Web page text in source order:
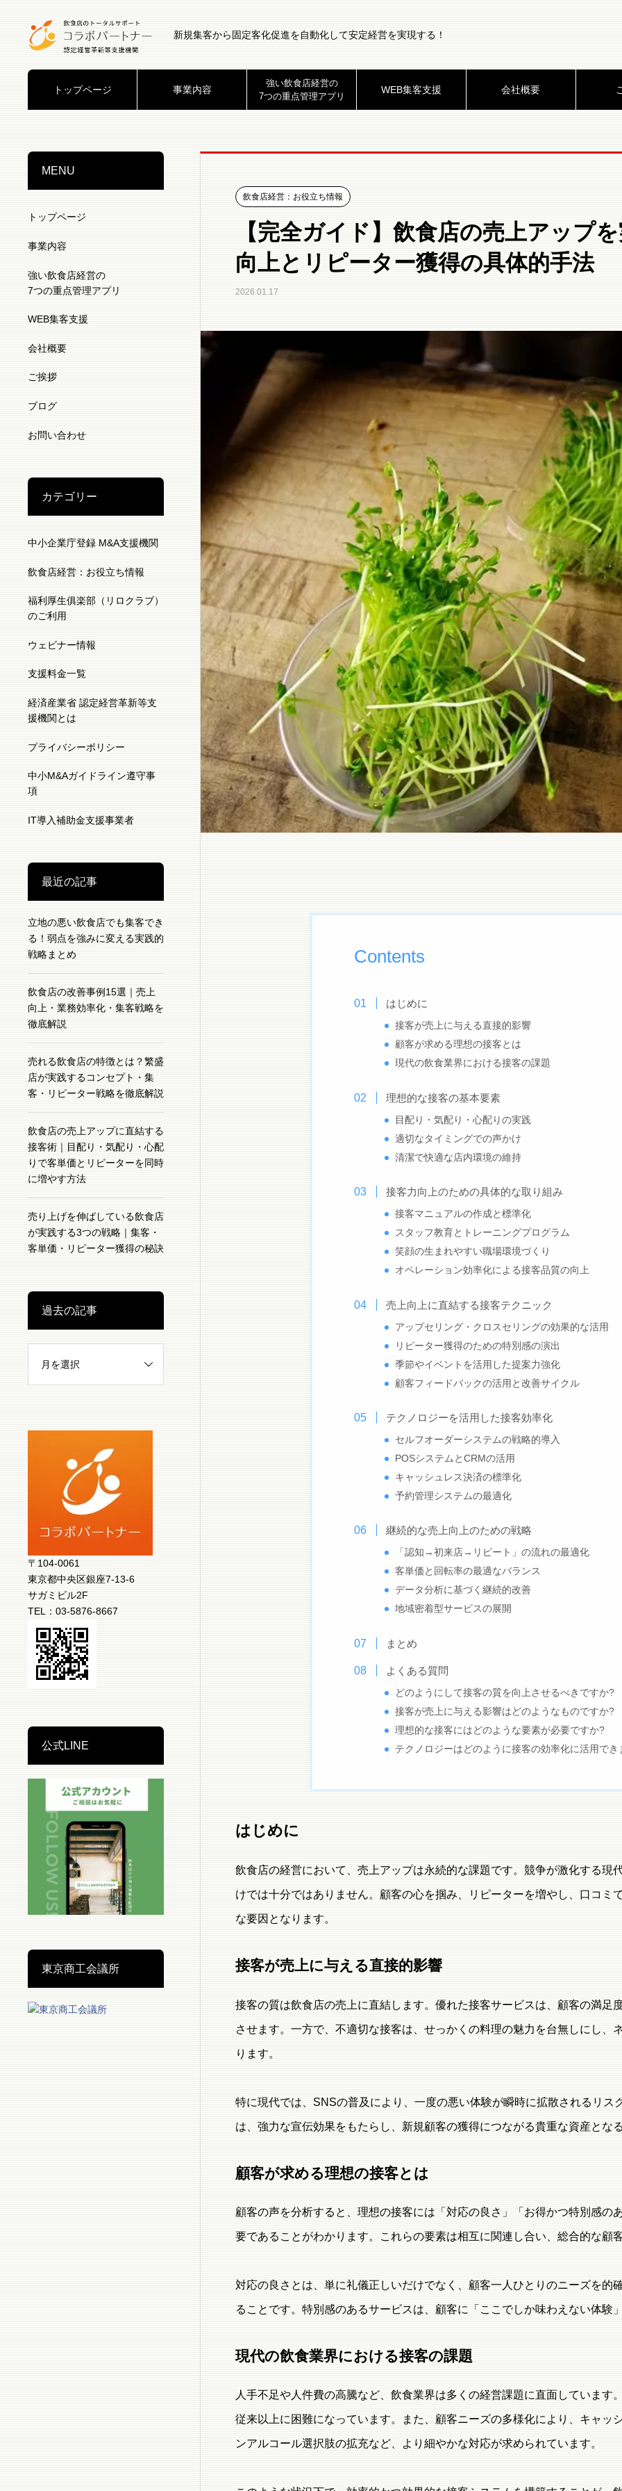
新規集客から固定客化促進を自動化して安定経営を実現する！
トップページ 事業内容
強い飲食店経営の
7つの重点管理アプリ
WEB集客支援 会社概要
飲食店経営：お役立ち情報
【完全ガイド】飲食店の売上アップ
向上とリピーター獲得の具体的手法
2026.01.17
Contents
はじめに
接客が売上に与える直接的影響
顧客が求める理想の接客とは
現代の飲食業界における接客の課題
理想的な接客の基本要素
目配り・気配り・心配りの実践
適切なタイミングでの声かけ
清潔で快適な店内環境の維持
接客力向上のための具体的な取り組み
接客マニュアルの作成と標準化
スタッフ教育とトレーニングプログラム
笑顔の生まれやすい職場環境づくり
オペレーション効率化による接客品質の向上
売上向上に直結する接客テクニック
アップセリング・クロスセリングの効果的な活用
リピーター獲得のための特別感の演出
季節やイベントを活用した提案力強化
顧客フィードバックの活用と改善サイクル
テクノロジーを活用した接客効率化
セルフオーダーシステムの戦略的導入
POSシステムとCRMの活用
キャッシュレス決済の標準化
予約管理システムの最適化
継続的な売上向上のための戦略
「認知→初来店→リピート」の流れの最適化
客単価と回転率の最適なバランス
データ分析に基づく継続的改善
地域密着型サービスの展開
まとめ
よくある質問
どのようにして接客の質を向上させるべきですか?
接客が売上に与える影響はどのようなものですか?
理想的な接客にはどのような要素が必要ですか?
テクノロジーはどのように接客の効率化に活用でき
はじめに
飲食店の経営において、売上アップは永続的な課題です。競争が激化する現
けでは十分ではありません。顧客の心を掴み、リピーターを増やし、口コミ
な要因となります。
接客が売上に与える直接的影響
接客の質は飲食店の売上に直結します。優れた接客サービスは、顧客の満足
させます。一方で、不適切な接客は、せっかくの料理の魅力を台無しにし、
ります。
特に現代では、SNSの普及により、一度の悪い体験が瞬時に拡散されるリス
は、強力な宣伝効果をもたらし、新規顧客の獲得につながる貴重な資産とな
顧客が求める理想の接客とは
顧客の声を分析すると、理想の接客には「対応の良さ」「お得かつ特別感の
要であることがわかります。これらの要素は相互に関連し合い、総合的な顧
対応の良さとは、単に礼儀正しいだけでなく、顧客一人ひとりのニーズを的
ることです。特別感のあるサービスは、顧客に「ここでしか味わえない体験
現代の飲食業界における接客の課題
人手不足や人件費の高騰など、飲食業界は多くの経営課題に直面しています
従来以上に困難になっています。また、顧客ニーズの多様化により、キャッ
ンアルコール選択肢の拡充など、より細やかな対応が求められています。
MENU
トップページ
事業内容
強い飲食店経営の
7つの重点管理アプリ
WEB集客支援
会社概要
ご挨拶
ブログ
お問い合わせ
カテゴリー
中小企業庁登録 M&A支援機関
飲食店経営：お役立ち情報
福利厚生俱楽部（リロクラブ）
のご利用
ウェビナー情報
支援料金一覧
経済産業省 認定経営革新等支
援機関とは
プライバシーポリシー
中小M&Aガイドライン遵守事
項
IT導入補助金支援事業者
最近の記事
立地の悪い飲食店でも集客でき
る！弱点を強みに変える実践的
戦略まとめ
飲食店の改善事例15選｜売上
向上・業務効率化・集客戦略を
徹底解説
売れる飲食店の特徴とは？繁盛
店が実践するコンセプト・集
客・リピーター戦略を徹底解説
飲食店の売上アップに直結する
接客術｜目配り・気配り・心配
りで客単価とリピーターを同時
に増やす方法
売り上げを伸ばしている飲食店
が実践する3つの戦略｜集客・
客単価・リピーター獲得の秘訣
過去の記事
〒104-0061
東京都中央区銀座7-13-6
サガミビル2F
TEL：03-5876-8667
公式LINE
東京商工会議所